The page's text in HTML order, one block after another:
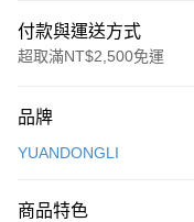
付款與運送方式
超取滿NT$2,500免運
信用卡一次付款
3 期 0 利率 每期
品牌
YUANDONGLI
商品特色